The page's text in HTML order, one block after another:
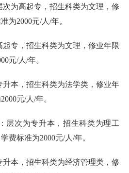
为高起专，招生科类为文理，修
为2000元/人/年。
专，招生科类为文理，修业年限
元/人/年。
本，招生科类为法学类，修业年
元/人/年。
层次为专升本，招生科类为理工
费标准为2000元/人/年。
升本，招生科类为经济管理类，修